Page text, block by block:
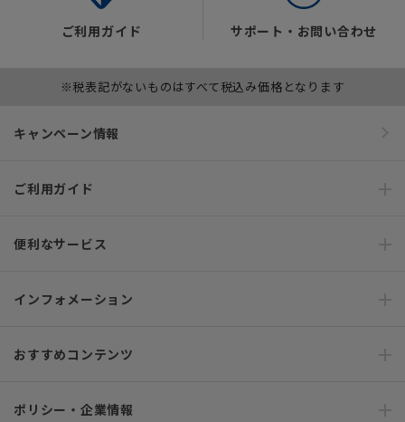
ご利用ガイド サポート・お問い合わせ
※税表記がないものはすべて税込み価格となります
キャンペーン情報
ご利用ガイド
便利なサービス
インフォメーション
おすすめコンテンツ
ポリシー・企業情報